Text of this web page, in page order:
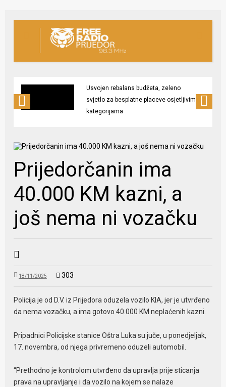
Usvojen rebalans budžeta, zeleno
svjetlo za besplatne placeve osjetljivim
kategorijama
Prijedorčanin ima
40.000 KM kazni, a
još nema ni vozačku
18/11/2025 303
Policija je od D.V. iz Prijedora oduzela vozilo KIA, jer je utvrđeno
da nema vozačku, a ima gotovo 40.000 KM neplaćenih kazni.
Pripadnici Policijske stanice Oštra Luka su juče, u ponedjeljak,
17. novembra, od njega privremeno oduzeli automobil.
“Prethodno je kontrolom utvrđeno da upravlja prije sticanja
prava na upravljanje i da vozilo na kojem se nalaze